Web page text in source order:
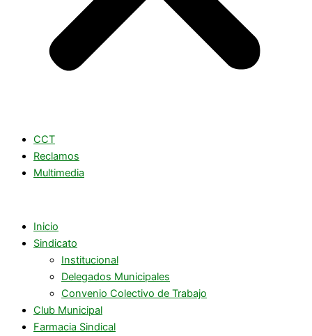
CCT
Reclamos
Multimedia
Inicio
Sindicato
Institucional
Delegados Municipales
Convenio Colectivo de Trabajo
Club Municipal
Farmacia Sindical